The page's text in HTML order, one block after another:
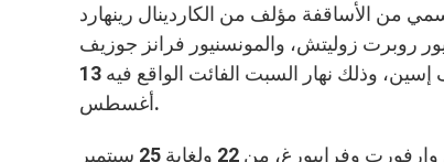
رسمي من الأساقفة مؤلف من الكاردينال رينهارد
روبرت زوليتش، والمونسنيور فرانز جوزيف
هيرمان بود، أسقف أوسنابروك، والمونسنيور فرانز جوزيف أوفيربيك، أسقف إسين، وذلك نهار السبت الفائت الواقع فيه 13
أغسطس.